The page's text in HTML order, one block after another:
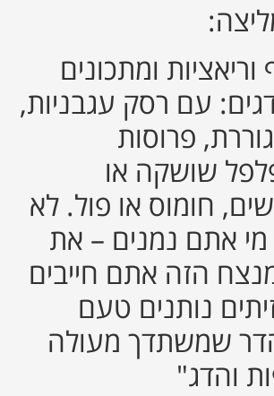
ומתכונים
עם רסק עגבניות,
פרוסות
שושקה או
חומוס או פול. לא
אתם נמנים – את
הזה אתם חייבים
נותנים טעם
שמשתדך מעולה
והדג"